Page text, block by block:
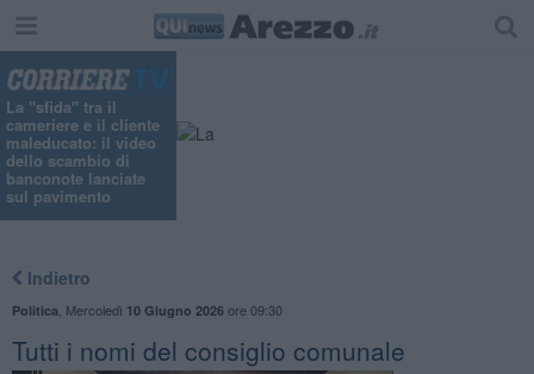
La "sfida" tra il
cameriere e il cliente
maleducato: il video
dello scambio di
banconote lanciate
sul pavimento
Indietro
Politica Mercoledì 10 Giugno 2026ore 09:30
Tutti i nomi del consiglio comunale